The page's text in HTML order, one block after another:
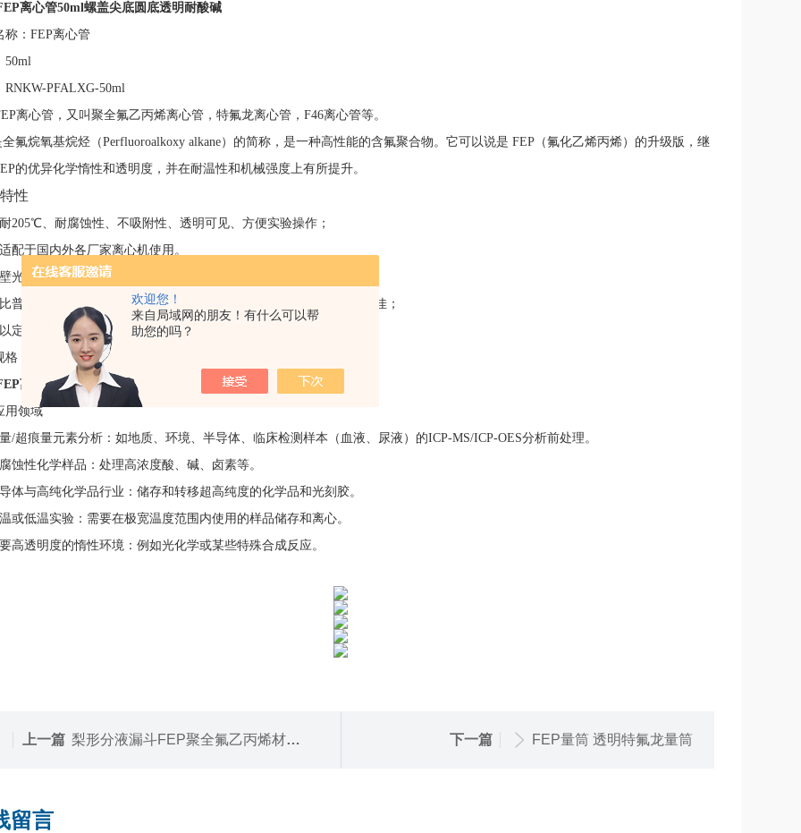
欢迎您！
来自局域网的朋友！有什么可以帮
助您的吗？
离心管50ml螺盖尖底圆底透明耐酸碱
称：FEP离心管
50ml
RNKW-PFALXG-50ml
离心管，又叫聚全氟乙丙烯离心管，特氟龙离心管，F46离心管等。
全氟烷氧基烷烃（Perfluoroalkoxy alkane）的简称，是一种高性能的含氟聚合物。它可以说是 FEP（氟化乙烯丙烯）的升级版，继
的优异化学惰性和透明度，并在耐温性和机械强度上有所提升。
性
205℃、耐腐蚀性、不吸附性、透明可见、方便实验操作；
配于国内外各厂家离心机使用。
光滑，不粘，易于清洗。离心速率可达到12000转/min 不破碎；
普通塑料的离心机管壁对有机物如疏水性物质无吸附，离心效果更佳；
定做：圆形底、内锥形底的离心管及离心瓶。
格：5ml 10ml 20ml 30ml 50ml
离心管50ml螺盖尖底圆底透明耐酸碱
用领域
/超痕量元素分析：如地质、环境、半导体、临床检测样本（血液、尿液）的ICP-MS/ICP-OES分析前处理。
蚀性化学样品：处理高浓度酸、碱、卤素等。
体与高纯化学品行业：储存和转移超高纯度的化学品和光刻胶。
或低温实验：需要在极宽温度范围内使用的样品储存和离心。
高透明度的惰性环境：例如光化学或某些特殊合成反应。
上一篇 梨形分液漏斗FEP聚全氟乙丙烯材质透明漏斗 下一篇 FEP量筒 透明特氟龙量筒
留言